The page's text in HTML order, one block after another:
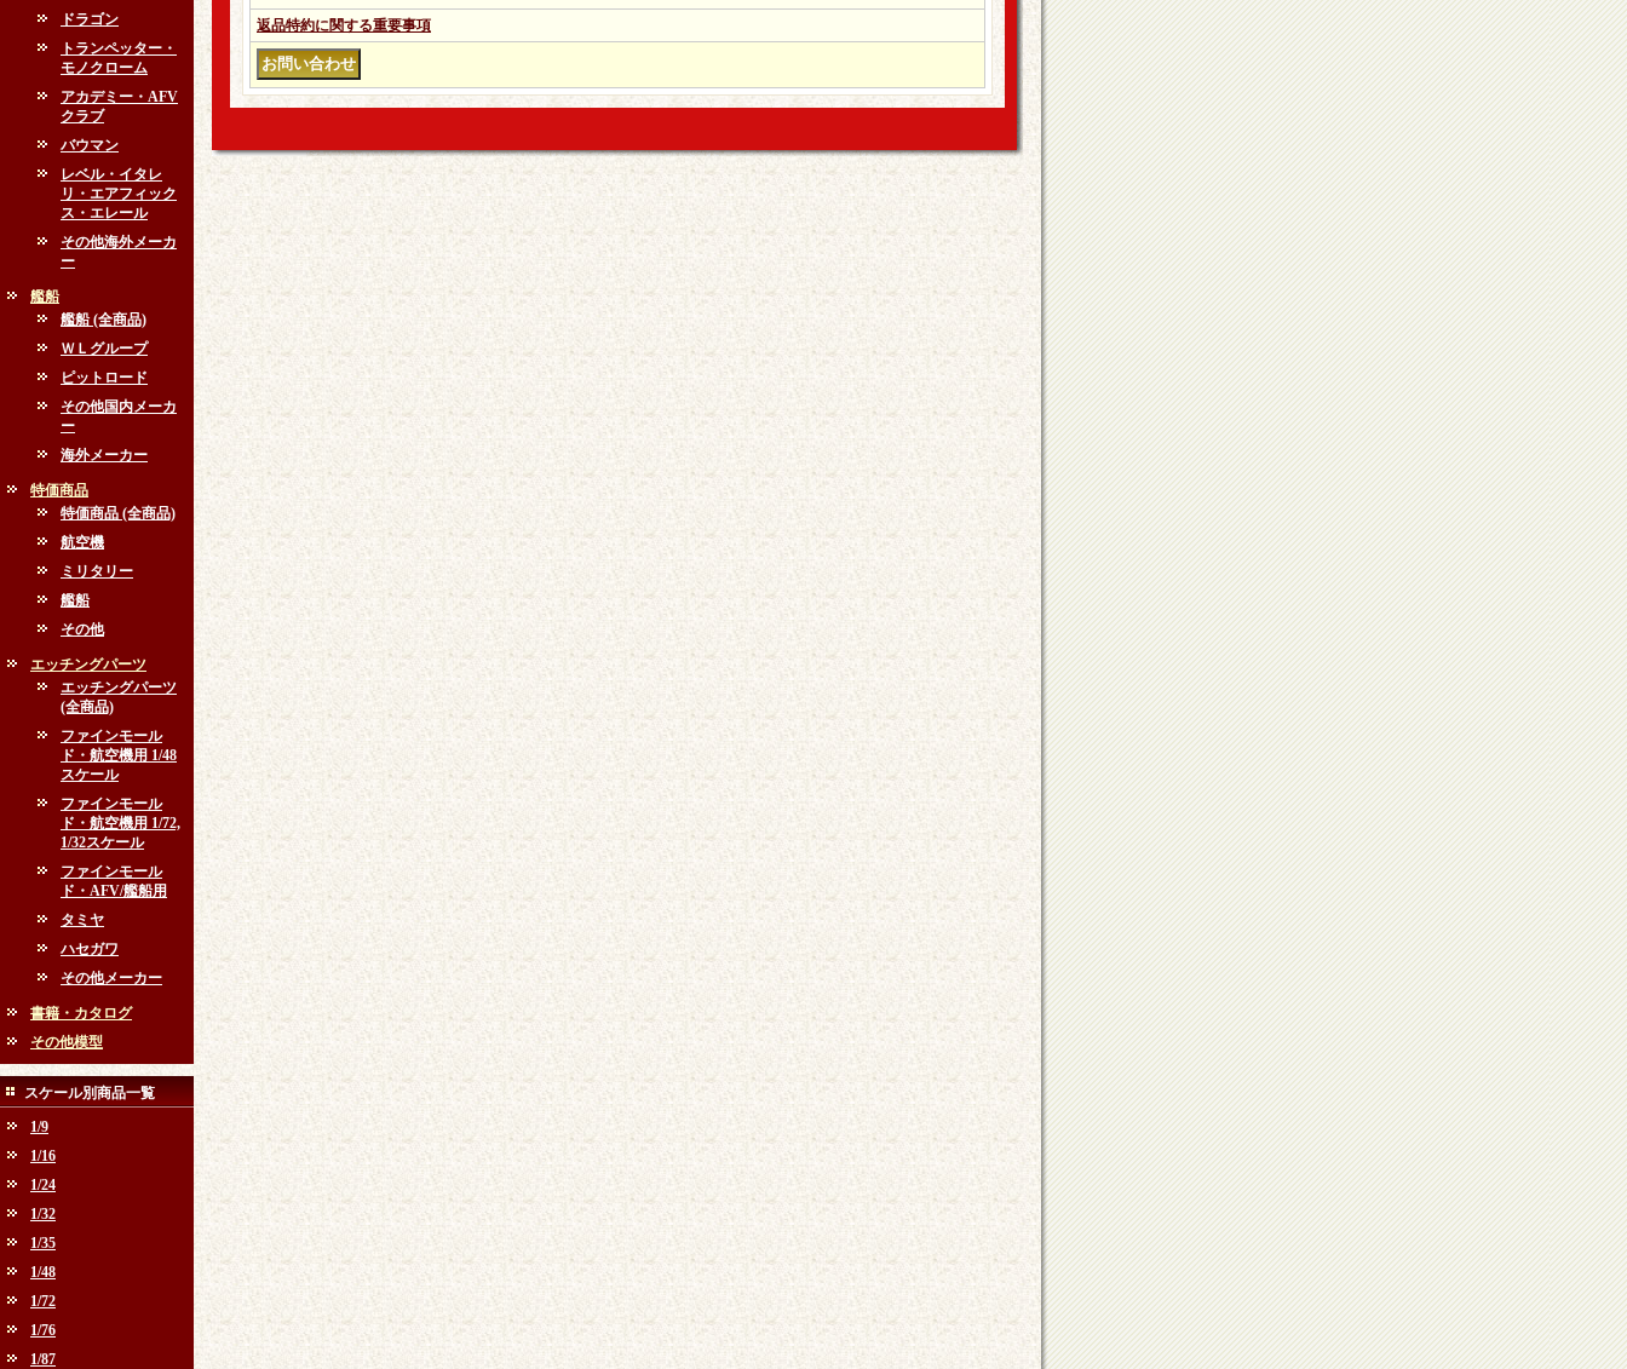
ドラゴン
トランペッター・
モノクローム
アカデミー・AFV
クラブ
バウマン
レベル・イタレ
リ・エアフィック
ス・エレール
その他海外メーカ
ー
艦船
艦船 (全商品)
ＷＬグループ
ピットロード
その他国内メーカ
ー
海外メーカー
特価商品
特価商品 (全商品)
航空機
ミリタリー
艦船
その他
エッチングパーツ
エッチングパーツ
(全商品)
ファインモール
ド・航空機用 1/48
スケール
ファインモール
ド・航空機用 1/72,
1/32スケール
ファインモール
ド・AFV/艦船用
タミヤ
ハセガワ
その他メーカー
書籍・カタログ
その他模型
スケール別商品一覧
1/9
1/16
1/24
1/32
1/35
1/48
1/72
1/76
1/87
返品特約に関する重要事項